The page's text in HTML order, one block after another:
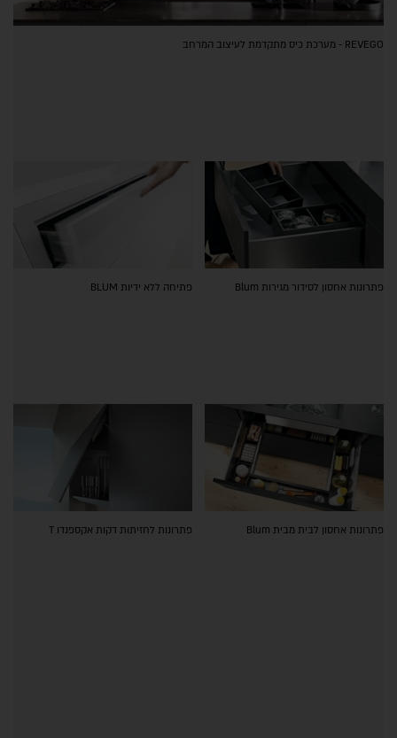
REVEGO - מערכת כיס מתקדמת לעיצוב המרחב
פתרונות אחסון לסידור מגירות Blum פתיחה ללא ידיות BLUM
פתרונות אחסון לבית מבית Blum פתרונות לחזיתות דקות אקספנדו T